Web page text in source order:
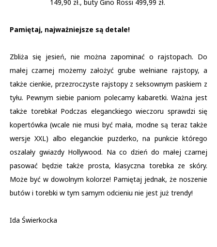
149,90 zł., buty Gino Rossi 499,99 zł.
Pamiętaj, najważniejsze są detale!
Zbliża się jesień, nie można zapominać o rajstopach. Do
małej czarnej możemy założyć grube wełniane rajstopy, a
także cienkie, przezroczyste rajstopy z seksownym paskiem z
tyłu. Pewnym siebie paniom polecamy kabaretki. Ważna jest
także torebka! Podczas eleganckiego wieczoru sprawdzi się
kopertówka (wcale nie musi być mała, modne są teraz także
wersje XXL) albo eleganckie puzderko, na punkcie którego
oszalały gwiazdy Hollywood. Na co dzień do małej czarnej
pasować będzie także prosta, klasyczna torebka ze skóry.
Może być w dowolnym kolorze! Pamiętaj jednak, że noszenie
butów i torebki w tym samym odcieniu nie jest już trendy!
Ida Świerkocka